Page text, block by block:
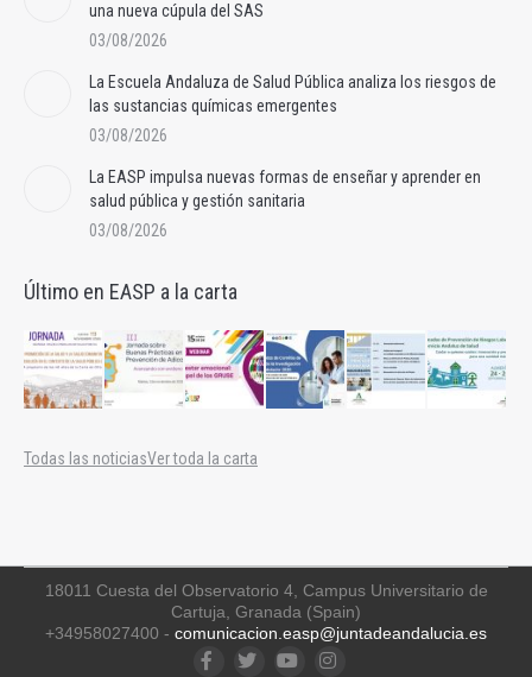
una nueva cúpula del SAS
03/08/2026
La Escuela Andaluza de Salud Pública analiza los riesgos de
las sustancias químicas emergentes
03/08/2026
La EASP impulsa nuevas formas de enseñar y aprender en
salud pública y gestión sanitaria
03/08/2026
Último en EASP a la carta
Todas las noticiasVer toda la carta
18011 Cuesta del Observatorio 4, Campus Universitario de
Cartuja, Granada (Spain)
+34958027400 - comunicacion.easp@juntadeandalucia.es
FacebookTwitterYouTubeInstagram